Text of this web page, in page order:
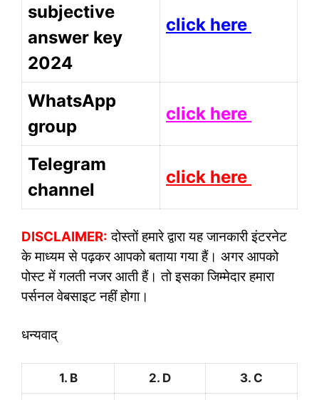
subjective
answer key
2024
click here
WhatsApp
group
click here
Telegram
channel
click here
DISCLAIMER: दोस्तों हमारे द्वारा यह जानकारी इंटरनेट
के माध्यम से पढ़कर आपको बताया गया हैं। अगर आपको
पोस्ट में गलती नजर आती हैं। तो इसका जिम्मेदार हमारा
पर्सनल वेबसाइट नहीं होगा।
धन्यवाद्
1. B 2. D 3. C